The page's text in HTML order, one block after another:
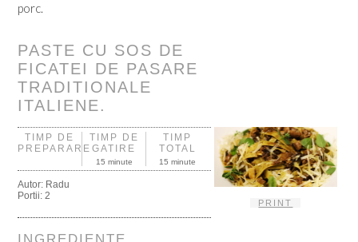
porc.
PASTE CU SOS DE
FICATEI DE PASARE
TRADITIONALE
ITALIENE.
PRINT
TIMP DE
PREPARARE
TIMP DE
GATIRE
15 minute
TIMP
TOTAL
15 minute
Autor: Radu
Portii:2